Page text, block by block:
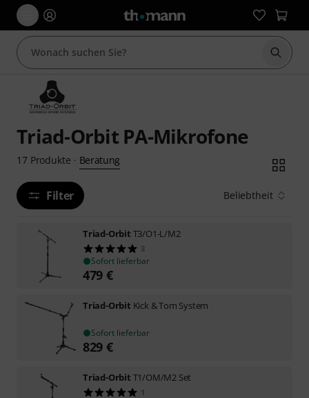
Suche
Triad-Orbit PA-Mikrofone
17 Produkte · Beratung
Filter Beliebtheit
Triad-Orbit T3/O1-L/M2
3
Sofort lieferbar
479 €
Triad-Orbit Kick & Tom System
Sofort lieferbar
829 €
Triad-Orbit T1/OM/M2 Set
1